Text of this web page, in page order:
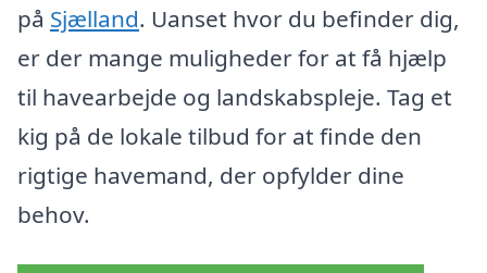
på Sjælland. Uanset hvor du befinder dig,
er der mange muligheder for at få hjælp
til havearbejde og landskabspleje. Tag et
kig på de lokale tilbud for at finde den
rigtige havemand, der opfylder dine
behov.